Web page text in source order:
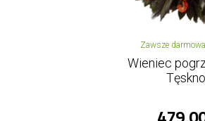
Zawsze
Wieniec